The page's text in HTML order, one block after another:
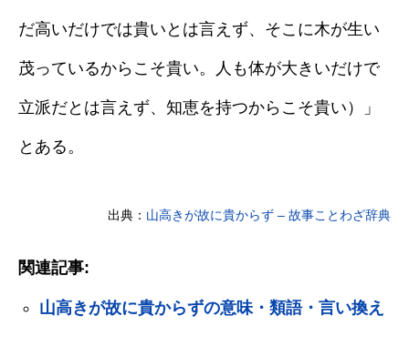
だ高いだけでは貴いとは言えず、そこに木が生い
茂っているからこそ貴い。人も体が大きいだけで
立派だとは言えず、知恵を持つからこそ貴い）」
とある。
出典： 山高きが故に貴からず – 故事ことわざ辞典
関連記事:
山高きが故に貴からずの意味・類語・言い換え